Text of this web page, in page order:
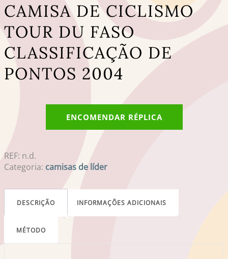
CAMISA DE CICLISMO
TOUR DU FASO
CLASSIFICAÇÃO DE
PONTOS 2004
ENCOMENDAR RÉPLICA
REF: n.d.
Categoria: camisas de líder
DESCRIÇÃO INFORMAÇÕES ADICIONAIS
MÉTODO